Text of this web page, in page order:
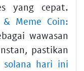
yang cepat.
Meme Coin:
wawasan
pastikan
solana hari ini